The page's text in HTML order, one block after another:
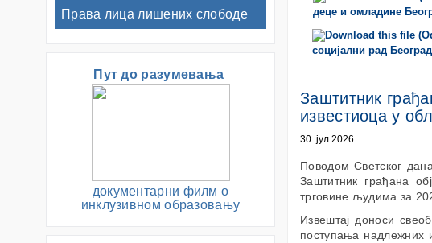
деце и омладине
социјални рад Београд
Заштитник
известиоца у
30. јул 2026.
Поводом Светског
Заштитник грађана
трговине људима за
Извештај доноси
поступања надлежних
Права лица лишених слободе
Пут до разумевања
документарни филм о
инклузивном образовању